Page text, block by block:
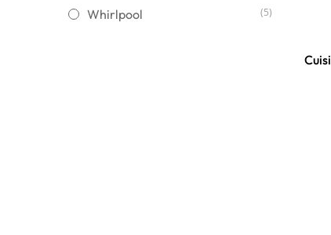
Whirlpool (5)